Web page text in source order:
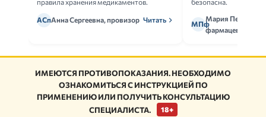
АСпАнна Сергеевна, провизор Читать МПф
Мария Петрова,
фармацевт
ИМЕЮТСЯ ПРОТИВОПОКАЗАНИЯ. НЕОБХОДИМО
ОЗНАКОМИТЬСЯ С ИНСТРУКЦИЕЙ ПО
ПРИМЕНЕНИЮ ИЛИ ПОЛУЧИТЬ КОНСУЛЬТАЦИЮ
СПЕЦИАЛИСТА.
18+